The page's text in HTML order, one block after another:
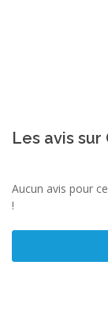
Les avis
Aucun avis pour
!